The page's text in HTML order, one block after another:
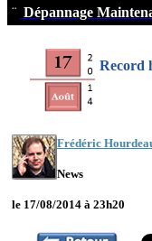
¨ Dépannage
Record
Frédéric
News
le 17/08/2014 à 23h20